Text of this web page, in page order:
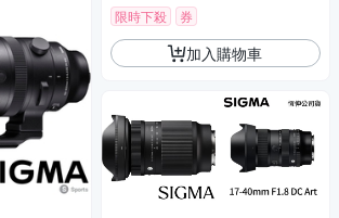
限時下殺 券
加入購物車